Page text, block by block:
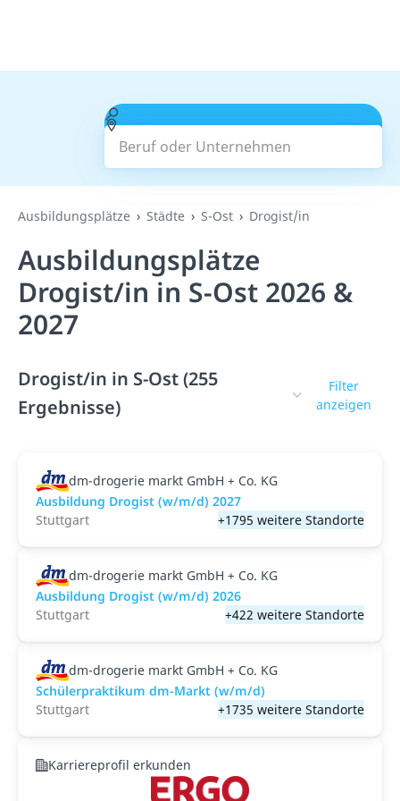
Beruf oder Unternehmen
Suchen
Ausbildungsplätze Städte S-Ost Drogist/in
Ausbildungsplätze
Drogist/in in S-Ost 2026 &
2027
Drogist/in in S-Ost (255
Ergebnisse)
Filter
anzeigen
dm-drogerie markt GmbH + Co. KG
Ausbildung Drogist (w/m/d) 2027
Stuttgart
+1795 weitere Standorte
dm-drogerie markt GmbH + Co. KG
Ausbildung Drogist (w/m/d) 2026
Stuttgart
+422 weitere Standorte
dm-drogerie markt GmbH + Co. KG
Schülerpraktikum dm-Markt (w/m/d)
Stuttgart
+1735 weitere Standorte
Karriereprofil erkunden